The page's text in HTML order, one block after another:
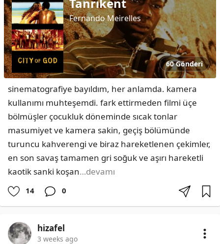
Fernando Meirelles
60 Gönderi
sinematografiye bayıldım, her anlamda. kamera
kullanımı muhteşemdi. fark ettirmeden filmi üçe
bölmüşler çocukluk döneminde sıcak tonlar
masumiyet ve kamera sakin, geçiş bölümünde
turuncu kahverengi ve biraz hareketlenen çekimler,
en son savaş tamamen gri soğuk ve aşırı hareketli
kaotik sanki koşan…devamı
14 0
hizafel
3 weeks ago